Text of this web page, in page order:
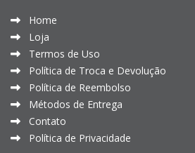
Home
Loja
Termos de Uso
Política de Troca e Devolução
Política de Reembolso
Métodos de Entrega
Contato
Política de Privacidade